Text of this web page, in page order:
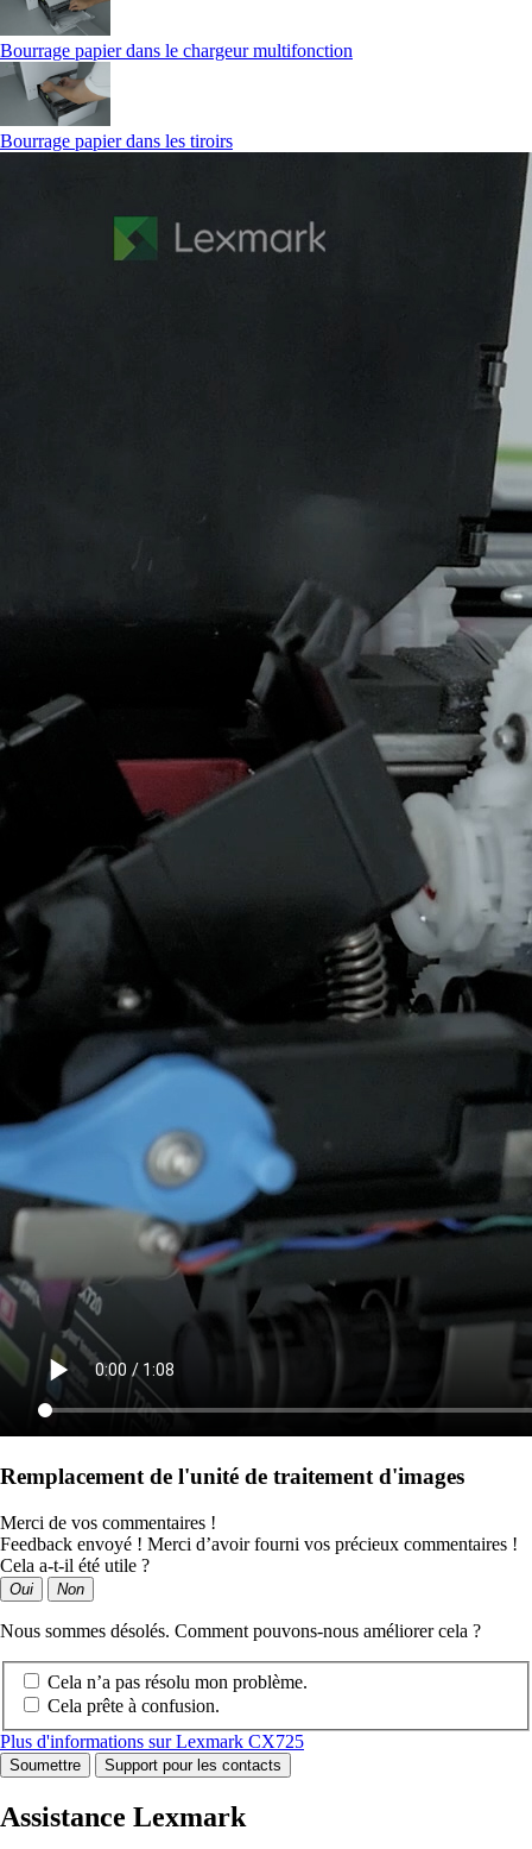
Bourrage papier dans le chargeur multifonction
Bourrage papier dans les tiroirs
Remplacement de l'unité de traitement d'images
Merci de vos commentaires !
Feedback envoyé ! Merci d’avoir fourni vos précieux commentaires !
Cela a-t-il été utile ?
Oui Non
Nous sommes désolés. Comment pouvons-nous améliorer cela ?
Cela n’a pas résolu mon problème.
Cela prête à confusion.
Plus d'informations sur Lexmark CX725
Soumettre Support pour les contacts
Assistance Lexmark